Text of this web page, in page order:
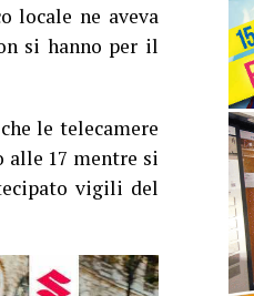
locale ne aveva
si hanno per il
le telecamere
alle 17 mentre si
vigili del